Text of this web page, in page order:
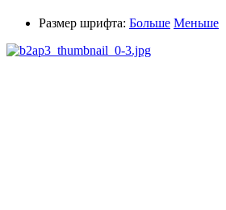
Размер шрифта: Больше Меньше